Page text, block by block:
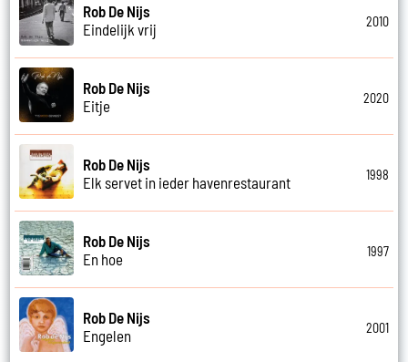
Rob De Nijs
Eindelijk vrij
2010
Rob De Nijs
Eitje
2020
Rob De Nijs
Elk servet in ieder havenrestaurant
1998
Rob De Nijs
En hoe
1997
Rob De Nijs
Engelen
2001